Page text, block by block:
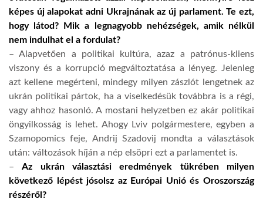
képes új alapokat adni Ukrajnának az új parlament. Te ezt,
hogy látod? Mik a legnagyobb nehézségek, amik nélkül
nem indulhat el a fordulat?
– Alapvetően a politikai kultúra, azaz a patrónus-kliens
viszony és a korrupció megváltoztatása a lényeg. Jelenleg
azt kellene megérteni, mindegy milyen zászlót lengetnek az
ukrán politikai pártok, ha a viselkedésük továbbra is a régi,
vagy ahhoz hasonló. A mostani helyzetben ez akár politikai
öngyilkosság is lehet. Ahogy Lviv polgármestere, egyben a
Szamopomics feje, Andrij Szadovij mondta a választások
után: változások híján a nép elsöpri ezt a parlamentet is.
–Az ukrán választási eredmények tükrében milyen
következő lépést jósolsz az Európai Unió és Oroszország
részéről?